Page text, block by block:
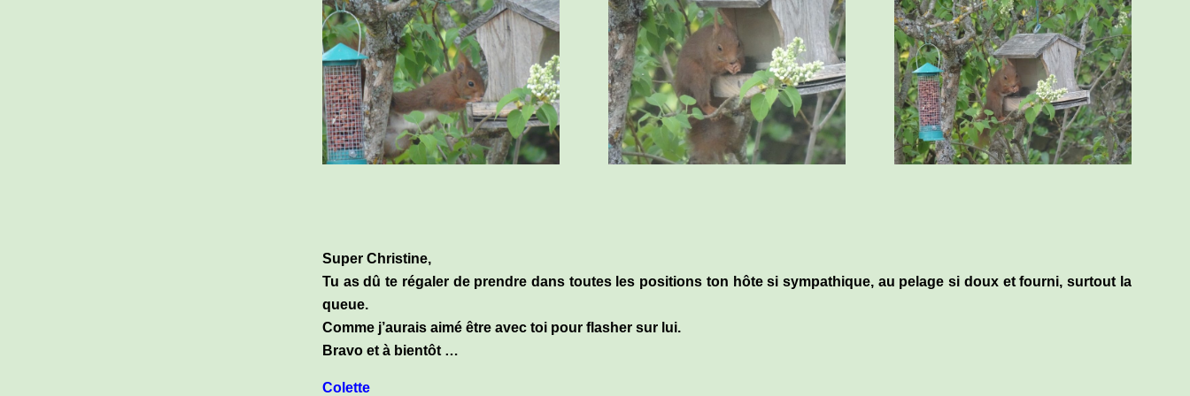
Super Christine,
Tu as dû te régaler de prendre dans toutes les positions ton hôte si sympathique, au pelage si doux et fourni, surtout la
queue.
Comme j’aurais aimé être avec toi pour flasher sur lui.
Bravo et à bientôt …
Colette